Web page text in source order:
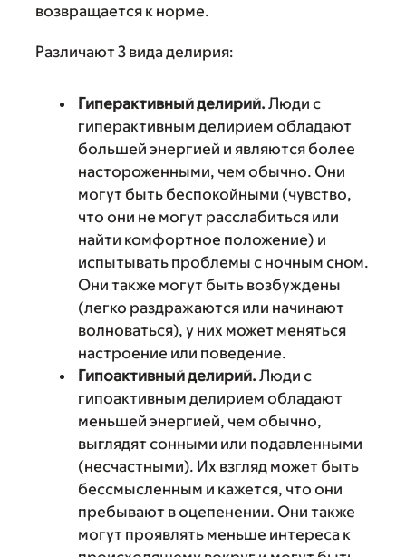
возвращается к норме.
Различают 3 вида делирия:
Гиперактивный делирий. Люди с
гиперактивным делирием обладают
большей энергией и являются более
настороженными, чем обычно. Они
могут быть беспокойными (чувство,
что они не могут расслабиться или
найти комфортное положение) и
испытывать проблемы с ночным сном.
Они также могут быть возбуждены
(легко раздражаются или начинают
волноваться), у них может меняться
настроение или поведение.
Гипоактивный делирий. Люди с
гипоактивным делирием обладают
меньшей энергией, чем обычно,
выглядят сонными или подавленными
(несчастными). Их взгляд может быть
бессмысленным и кажется, что они
пребывают в оцепенении. Они также
могут проявлять меньше интереса к